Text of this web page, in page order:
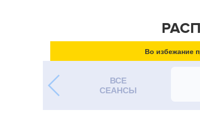
Во избежание
ВСЕ
СЕАНСЫ